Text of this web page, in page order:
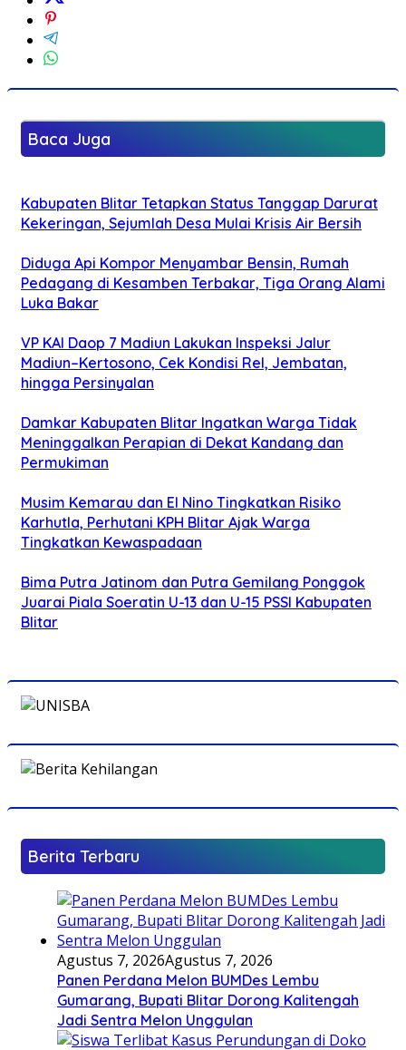
Baca Juga
Kabupaten Blitar Tetapkan Status Tanggap Darurat
Kekeringan, Sejumlah Desa Mulai Krisis Air Bersih
Diduga Api Kompor Menyambar Bensin, Rumah
Pedagang di Kesamben Terbakar, Tiga Orang Alami
Luka Bakar
VP KAI Daop 7 Madiun Lakukan Inspeksi Jalur
Madiun–Kertosono, Cek Kondisi Rel, Jembatan,
hingga Persinyalan
Damkar Kabupaten Blitar Ingatkan Warga Tidak
Meninggalkan Perapian di Dekat Kandang dan
Permukiman
Musim Kemarau dan El Nino Tingkatkan Risiko
Karhutla, Perhutani KPH Blitar Ajak Warga
Tingkatkan Kewaspadaan
Bima Putra Jatinom dan Putra Gemilang Ponggok
Juarai Piala Soeratin U-13 dan U-15 PSSI Kabupaten
Blitar
Berita Terbaru
Agustus 7, 2026Agustus 7, 2026
Panen Perdana Melon BUMDes Lembu
Gumarang, Bupati Blitar Dorong Kalitengah
Jadi Sentra Melon Unggulan